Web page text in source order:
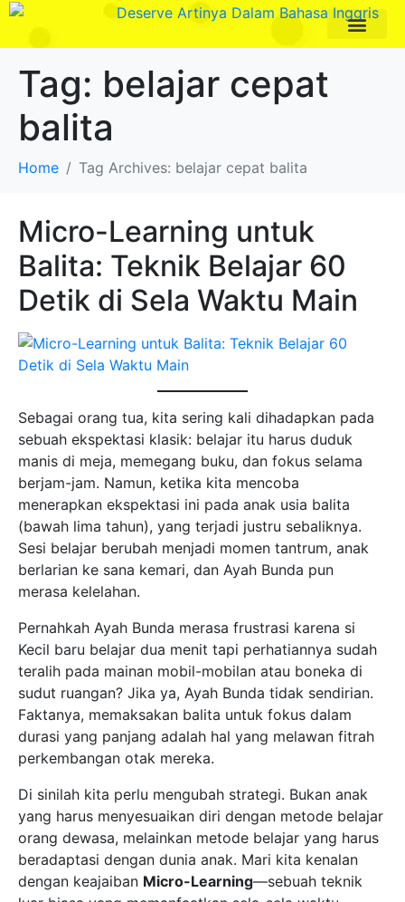
Tag: belajar cepat
balita
Home Tag Archives: belajar cepat balita
Micro-Learning untuk
Balita: Teknik Belajar 60
Detik di Sela Waktu Main
Sebagai orang tua, kita sering kali dihadapkan pada
sebuah ekspektasi klasik: belajar itu harus duduk
manis di meja, memegang buku, dan fokus selama
berjam-jam. Namun, ketika kita mencoba
menerapkan ekspektasi ini pada anak usia balita
(bawah lima tahun), yang terjadi justru sebaliknya.
Sesi belajar berubah menjadi momen tantrum, anak
berlarian ke sana kemari, dan Ayah Bunda pun
merasa kelelahan.
Pernahkah Ayah Bunda merasa frustrasi karena si
Kecil baru belajar dua menit tapi perhatiannya sudah
teralih pada mainan mobil-mobilan atau boneka di
sudut ruangan? Jika ya, Ayah Bunda tidak sendirian.
Faktanya, memaksakan balita untuk fokus dalam
durasi yang panjang adalah hal yang melawan fitrah
perkembangan otak mereka.
Di sinilah kita perlu mengubah strategi. Bukan anak
yang harus menyesuaikan diri dengan metode belajar
orang dewasa, melainkan metode belajar yang harus
beradaptasi dengan dunia anak. Mari kita kenalan
dengan keajaiban Micro-Learning—sebuah teknik